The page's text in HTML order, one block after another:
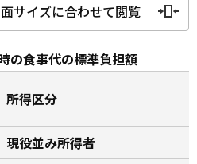
サイズに合わせて閲覧
の食事代の標準負担額
所得区分
現役並み所得者